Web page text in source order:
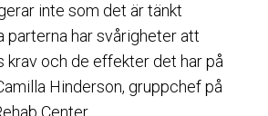
inte som det är tänkt
parterna har svårigheter att
krav och de effekter det har på
Hinderson, gruppchef på
Center.